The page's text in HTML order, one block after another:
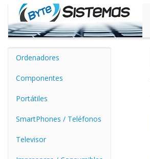
Ordenadores
Componentes
Portátiles
SmartPhones / Teléfonos
Televisor